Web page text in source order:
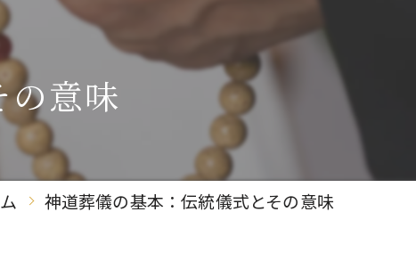
家族葬とは
直葬とは
火葬とは
告別式とは
意味
神道葬儀の基本：伝統儀式とその意味